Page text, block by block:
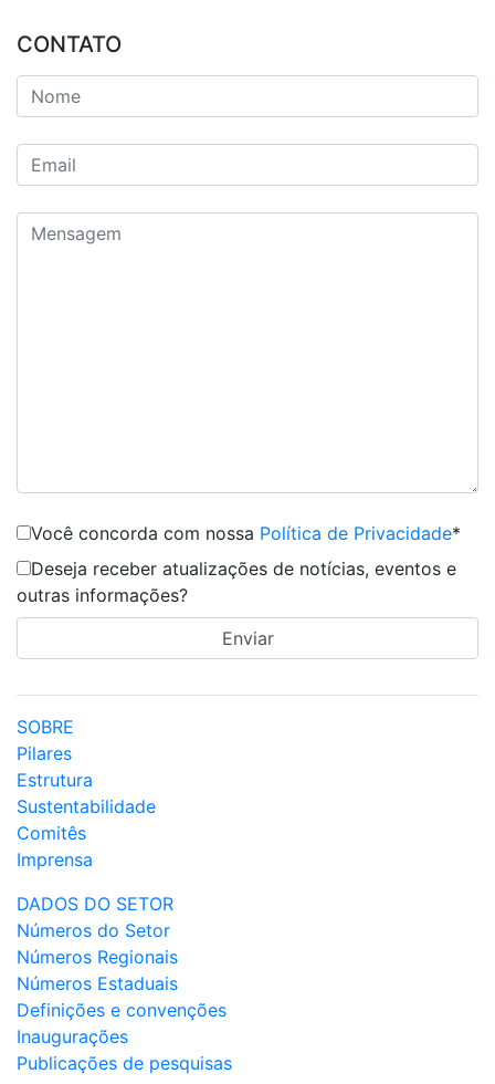
CONTATO
Você concorda com nossa Política de Privacidade*
Deseja receber atualizações de notícias, eventos e
outras informações?
SOBRE
Pilares
Estrutura
Sustentabilidade
Comitês
Imprensa
DADOS DO SETOR
Números do Setor
Números Regionais
Números Estaduais
Definições e convenções
Inaugurações
Publicações de pesquisas